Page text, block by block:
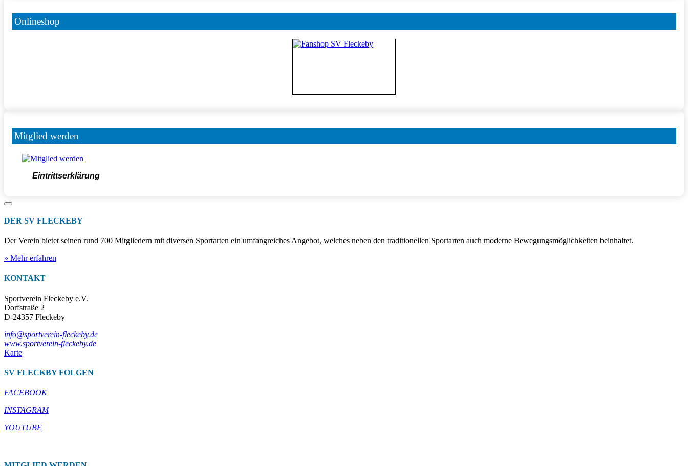
Onlineshop
Mitglied werden
Eintrittserklärung
DER SV FLECKEBY
Der Verein bietet seinen rund 700 Mitgliedern mit diversen Sportarten ein umfangreiches Angebot, welches neben den traditionellen Sportarten auch moderne Bewegungsmöglichkeiten beinhaltet.
» Mehr erfahren
KONTAKT
Sportverein Fleckeby e.V.
Dorfstraße 2
D-24357 Fleckeby
info@sportverein-fleckeby.de
www.sportverein-fleckeby.de
Karte
SV FLECKBY FOLGEN
FACEBOOK
INSTAGRAM
YOUTUBE